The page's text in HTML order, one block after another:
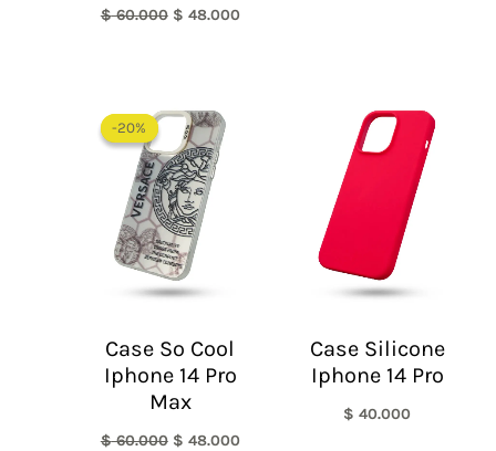
$60.000 $ 48.000
-20%
-20%
Case So Cool
Iphone 14 Pro
Max
$60.000
precio
original
era:
$ 60.000.
$ 48.000
Case Silicone
Iphone 14 Pro
$ 40.000